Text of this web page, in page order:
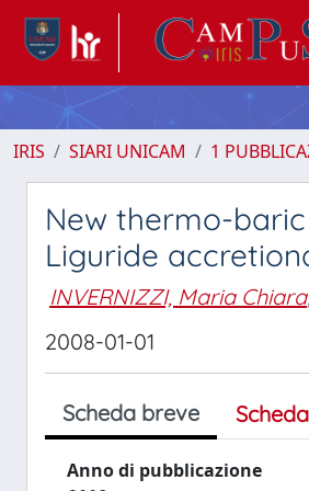
IRIS SIARI UNICAM 1
New thermo-
Liguride
INVERNIZZI, Maria Chiara
2008-01-01
Scheda breve
Anno di pubblicazione